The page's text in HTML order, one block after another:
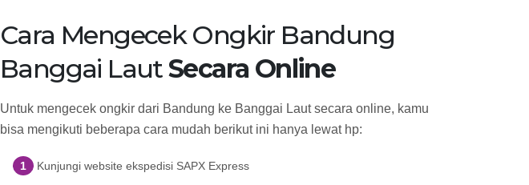
Cara Mengecek Ongkir Bandung
Banggai LautSecara Online
Untuk mengecek ongkir dari Bandung ke Banggai Laut secara online, kamu
bisa mengikuti beberapa cara mudah berikut ini hanya lewat hp:
Kunjungi website ekspedisi SAPX Express